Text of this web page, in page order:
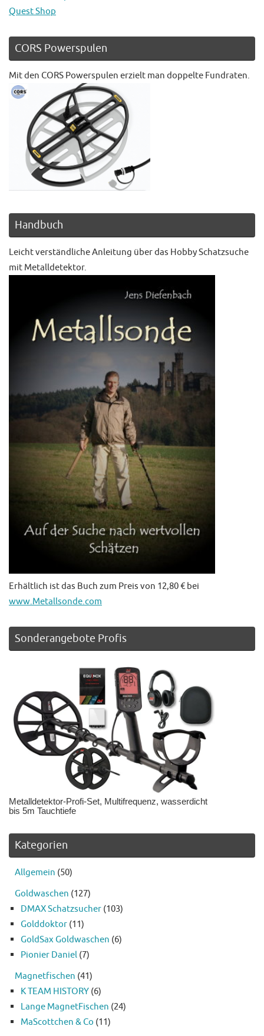
Quest Shop
CORS Powerspulen
Mit den CORS Powerspulen erzielt man doppelte Fundraten.
Handbuch
Leicht verständliche Anleitung über das Hobby Schatzsuche
mit Metalldetektor.
Erhältlich ist das Buch zum Preis von 12,80 € bei
www.Metallsonde.com
Sonderangebote Profis
Metalldetektor-Profi-Set, Multifrequenz, wasserdicht
bis 5m Tauchtiefe
Kategorien
Allgemein (50)
Goldwaschen (127)
DMAX Schatzsucher (103)
Golddoktor (11)
GoldSax Goldwaschen (6)
Pionier Daniel (7)
Magnetfischen (41)
K TEAM HISTORY (6)
Lange MagnetFischen (24)
MaScottchen & Co (11)